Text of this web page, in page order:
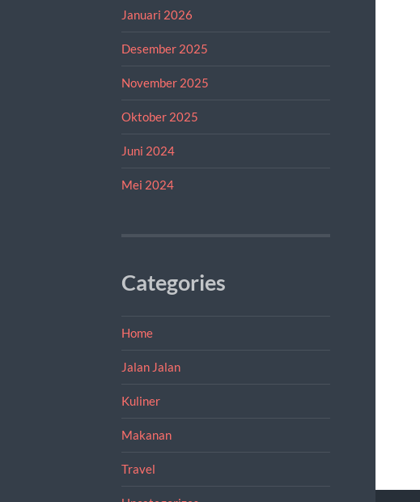
Januari 2026
Desember 2025
November 2025
Oktober 2025
Juni 2024
Mei 2024
Categories
Home
Jalan Jalan
Kuliner
Makanan
Travel